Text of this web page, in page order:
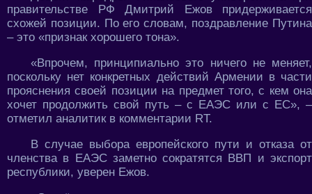
правительстве РФ Дмитрий Ежов придерживается
схожей позиции. По его словам, поздравление Путина
– это «признак хорошего тона».
«Впрочем, принципиально это ничего не меняет,
поскольку нет конкретных действий Армении в части
прояснения своей позиции на предмет того, с кем она
хочет продолжить свой путь – с ЕАЭС или с ЕС», –
отметил аналитик в комментарии RT.
В случае выбора европейского пути и отказа от
членства в ЕАЭС заметно сократятся ВВП и экспорт
республики, уверен Ежов.